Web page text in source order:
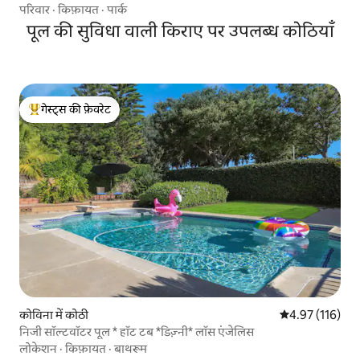
परिवार ·किफ़ायत ·पार्क
पूल की सुविधा वाली किराए पर उपलब्ध कोठियाँ
गेस्ट्स का टॉप फ़ेवरेट
गेस्ट्स की फ़ेवरेट
कोविना में कोठी औसत रेटिंग 5 में से
4.97 (116)
निजी सॉल्टवॉटर पूल * हॉट टब *डिज़्नी* लॉस एंजेलिस
लोकेशन ·किफ़ायत ·बाथरूम